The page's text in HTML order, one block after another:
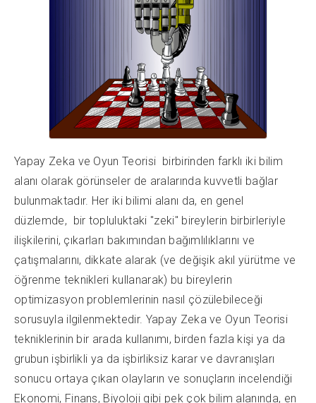
Yapay Zeka ve Oyun Teorisi birbirinden farklı iki bilim
alanı olarak görünseler de aralarında kuvvetli bağlar
bulunmaktadır. Her iki bilimi alanı da, en genel
düzlemde, bir topluluktaki "zeki" bireylerin birbirleriyle
ilişkilerini, çıkarları bakımından bağımlılıklarını ve
çatışmalarını, dikkate alarak (ve değişik akıl yürütme ve
öğrenme teknikleri kullanarak) bu bireylerin
optimizasyon problemlerinin nasıl çözülebileceği
sorusuyla ilgilenmektedir. Yapay Zeka ve Oyun Teorisi
tekniklerinin bir arada kullanımı, birden fazla kişi ya da
grubun işbirlikli ya da işbirliksiz karar ve davranışları
sonucu ortaya çıkan olayların ve sonuçların incelendiği
Ekonomi, Finans, Biyoloji gibi pek çok bilim alanında, en